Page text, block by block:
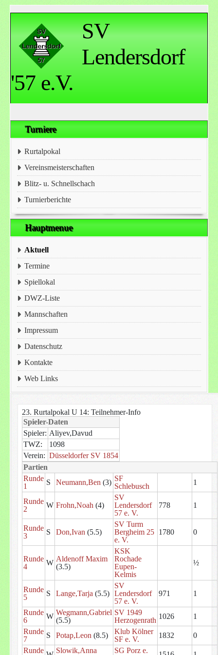
SV
Lendersdorf
'57 e.V.
Turniere
Rurtalpokal
Vereinsmeisterschaften
Blitz- u. Schnellschach
Turnierberichte
Hauptmenue
Aktuell
Termine
Spiellokal
DWZ-Liste
Mannschaften
Impressum
Datenschutz
Kontakte
Web Links
23. Rurtalpokal U 14: Teilnehmer-Info
Spieler-Daten
Spieler: Aliyev,Davud
TWZ:
1098
Verein: Düsseldorfer SV 1854
Partien
Runde
1
S Neumann,Ben (3) SF
Schlebusch
1
Runde
2
W Frohn,Noah (4)
SV
Lendersdorf
57 e. V.
778 1
Runde
3
S Don,Ivan (5.5)
SV Turm
Bergheim 25
e. V.
1780 0
Runde
4
W Aldenoff Maxim
(3.5)
KSK
Rochade
Eupen-
Kelmis
½
Runde
5
S Lange,Tarja (5.5)
SV
Lendersdorf
57 e. V.
971 1
Runde
6
W Wegmann,Gabriel
(5.5)
SV 1949
Herzogenrath 1026
1
Runde
7
S Potap,Leon (8.5)
Klub Kölner
SF e. V.
1832
0
Runde
Slowik,Anna
SG Porz e.